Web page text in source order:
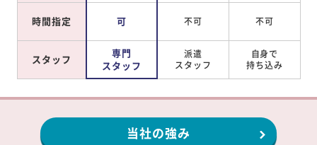
時間指定 可 不可 不可
スタッフ
専門
スタッフ
派遣
スタッフ
自身で
持ち込み
当社の強み